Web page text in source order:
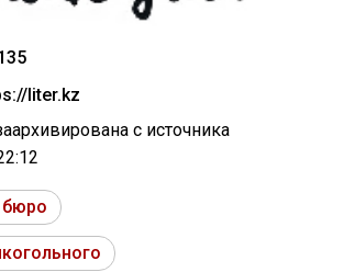
liter.kz
с источника
бюро